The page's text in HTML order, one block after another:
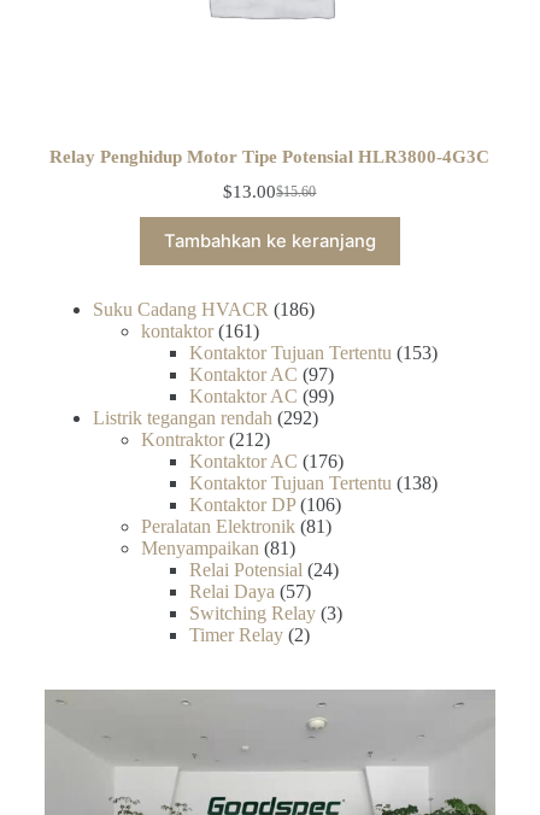
Relay Penghidup Motor Tipe Potensial HLR3800-4G3C
$15.60
$13.00
Tambahkan ke keranjang
Suku Cadang HVACR
186
kontaktor 161
Kontaktor Tujuan Tertentu 153
Kontaktor AC 97
Kontaktor AC 99
Listrik tegangan rendah 292
Kontraktor 212
Kontaktor AC 176
Kontaktor Tujuan Tertentu 138
Kontaktor DP 106
Peralatan Elektronik 81
Menyampaikan 81
Relai Potensial 24
Relai Daya 57
Switching Relay 3
Timer Relay 2